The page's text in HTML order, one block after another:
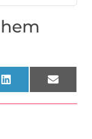
LinkedInEmail